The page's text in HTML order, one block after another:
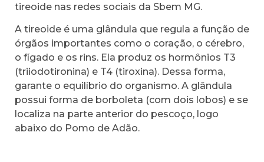
tireoide nas redes sociais da Sbem MG.
A tireoide é uma glândula que regula a função de
órgãos importantes como o coração, o cérebro,
o fígado e os rins. Ela produz os hormônios T3
(triiodotironina) e T4 (tiroxina). Dessa forma,
garante o equilíbrio do organismo. A glândula
possui forma de borboleta (com dois lobos) e se
localiza na parte anterior do pescoço, logo
abaixo do Pomo de Adão.